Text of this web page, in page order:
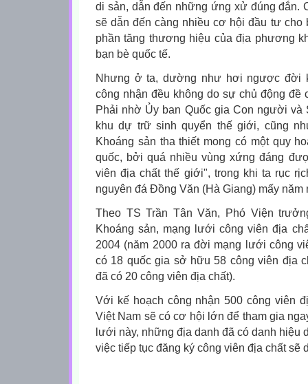
di sản, dẫn đến những ứng xử đúng đắn.
sẽ dẫn đến càng nhiều cơ hội đầu tư cho
phần tăng thương hiệu của địa phương
bạn bè quốc tế.
Nhưng ở ta, dường như hơi ngược đời
công nhận đều không do sự chủ động đề
Phải nhờ Ủy ban Quốc gia Con người và
khu dự trữ sinh quyển thế giới, cũng
Khoáng sản tha thiết mong có một quy
quốc, bởi quá nhiều vùng xứng đáng
viên địa chất thế giới", trong khi ta rục
nguyên đá Đồng Văn (Hà Giang) mấy năm
Theo TS Trần Tân Văn, Phó Viện
Khoáng sản, mạng lưới công viên địa
2004 (năm 2000 ra đời mạng lưới công
có 18 quốc gia sở hữu 58 công viên địa
đã có 20 công viên địa chất).
Với kế hoạch công nhận 500 công viên
Việt Nam sẽ có cơ hội lớn để tham gia
lưới này, những địa danh đã có danh hiệu
việc tiếp tục đăng ký công viên địa chất sẽ